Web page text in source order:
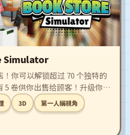
Simulator
你可以解锁超过 70 个独特的
5 卷供你出售给顾客！升级你的
的店铺，成为世界上最好的漫
3D 第一人稱視角